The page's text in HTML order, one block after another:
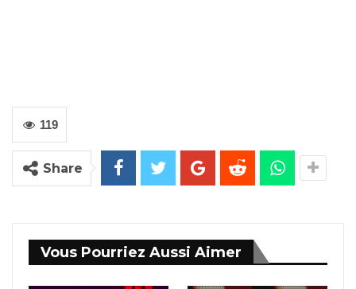
119
Share
Vous Pourriez Aussi Aimer